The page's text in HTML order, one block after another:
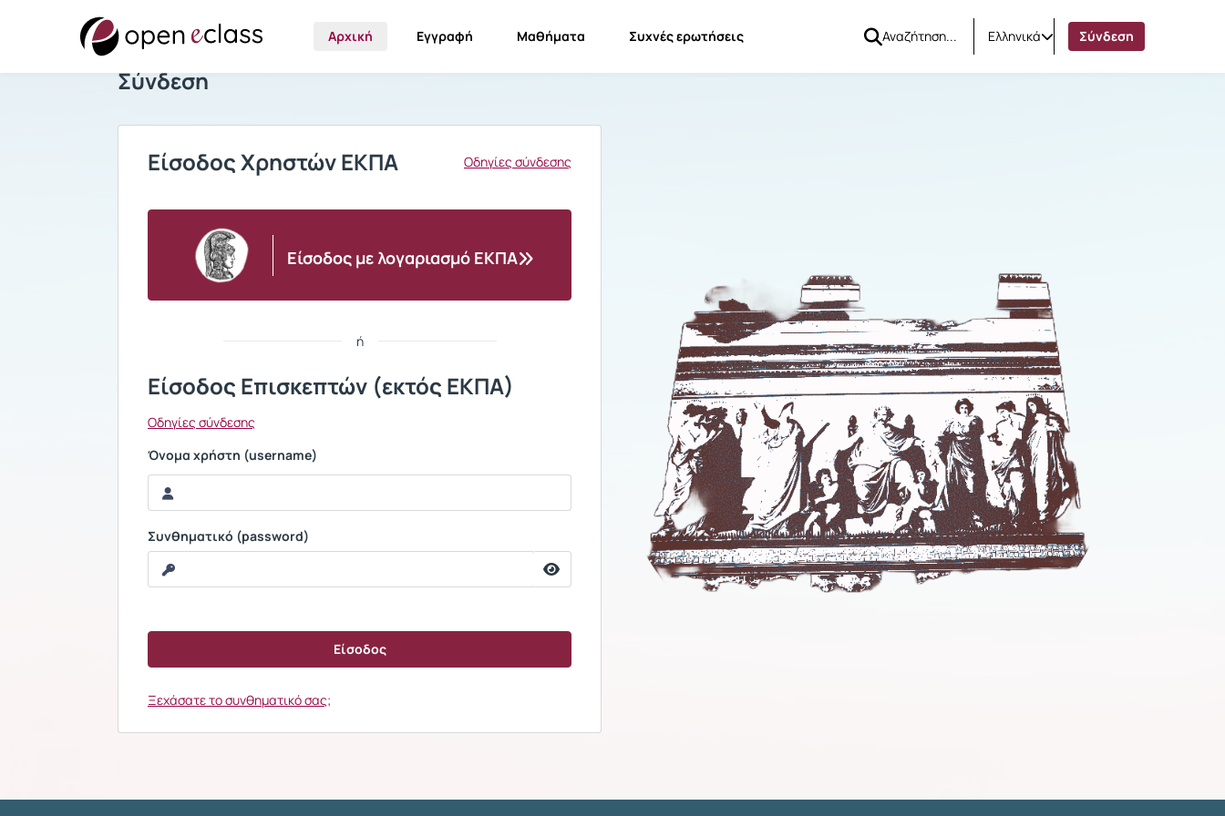
Αρχική Εγγραφή Μαθήματα Συχνές ερωτήσεις Ελληνικά Σύνδεση
Σύνδεση
Είσοδος Χρηστών ΕΚΠΑ Οδηγίες σύνδεσης
Είσοδος με λογαριασμό ΕΚΠΑ
ή
Είσοδος Επισκεπτών (εκτός ΕΚΠΑ)
Οδηγίες σύνδεσης
Όνομα χρήστη (username)
Συνθηματικό (password)
Ξεχάσατε το συνθηματικό σας;